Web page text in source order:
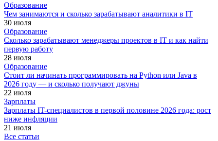
Образование
Чем занимаются и сколько зарабатывают аналитики в IT
30 июля
Образование
Сколько зарабатывают менеджеры проектов в IT и как найти
первую работу
28 июля
Образование
Стоит ли начинать программировать на Python или Java в
2026 году — и сколько получают джуны
22 июля
Зарплаты
Зарплаты IT-специалистов в первой половине 2026 года: рост
ниже инфляции
21 июля
Все статьи